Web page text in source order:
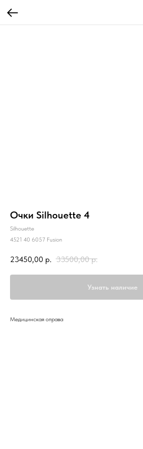
Очки Silhouette 4
Silhouette
4521 40 6057 Fusion
23450,00 р. 33500,00 р.
Узнать наличие
Медицинская оправа